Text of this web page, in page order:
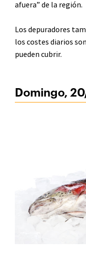
afuera” de la región.
Los depuradores
los costes diarios
pueden cubrir.
Domingo,